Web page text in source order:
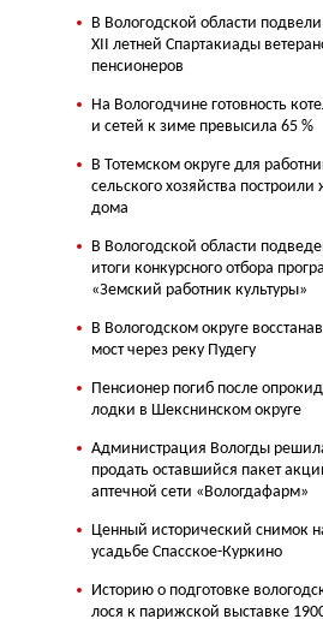
В Вологодской области подвели
XII летней Спартакиады
пенсионеров
На Вологодчине готовность
и сетей к зиме превысила 65 %
В Тотемском округе для
сельского хозяйства
дома
В Вологодской области
итоги конкурсного отбора
«Земский работник культуры»
В Вологодском округе
мост через реку Пудегу
Пенсионер погиб после
лодки в Шекснинском округе
Администрация Вологды
продать оставшийся пакет
аптечной сети «Вологдафарм»
Ценный исторический снимок
усадьбе Спасское-Куркино
Историю о подготовке
лося к парижской выставке